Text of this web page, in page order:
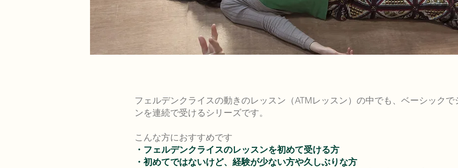
フェルデンクライスの動きのレッスン（ATMレッスン）の中でも、ベーシックで
ンを連続で受けるシリーズです。
こんな方におすすめです
・フェルデンクライスのレッスンを初めて受ける方
・初めてではないけど、経験が少ない方や久しぶりな方